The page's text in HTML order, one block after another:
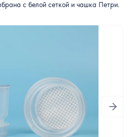
с белой сеткой и чашка Петри.